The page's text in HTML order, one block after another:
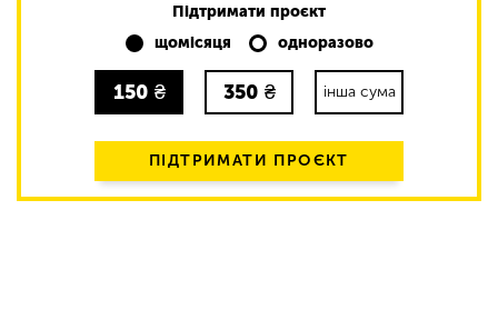
Підтримати проєкт
щомісяця
одноразово
150 ₴ 350 ₴ інша сума
ПІДТРИМАТИ ПРОЄКТ